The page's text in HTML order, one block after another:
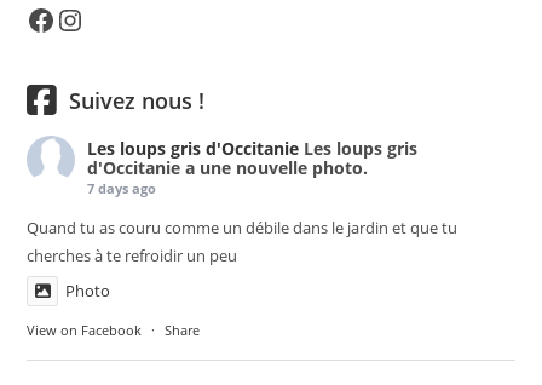
FacebookInstagram
Suivez nous !
Les loups gris d'Occitanie Les loups gris
d'Occitanie a une nouvelle photo.
7 days ago
Quand tu as couru comme un débile dans le jardin et que tu
cherches à te refroidir un peu
Photo
View on Facebook · Share